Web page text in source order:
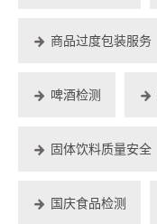
商品过度包装服务
啤酒检测
固体饮料质量安全
国庆食品检测